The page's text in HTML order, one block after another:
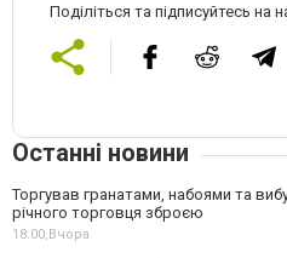
Поділіться та підписуйтесь на
Останні новини
Торгував гранатами, набоями та
річного торговця зброєю
18:00, Вчора